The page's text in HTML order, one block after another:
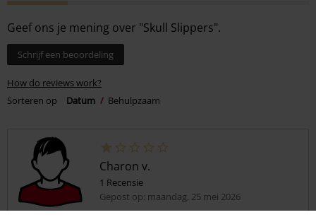
Geef ons je mening over "Skull Slippers".
Schrijf een beoordeling
How do reviews work?
Sorteren op
Datum Behulpzaam
Charon v.
1 Recensie
Gepost op: maandag, 25 mei 2026